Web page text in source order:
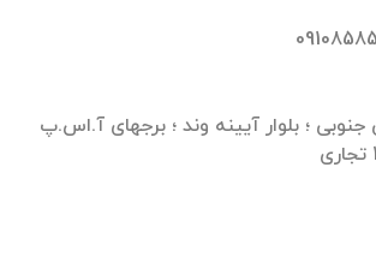
جنوبی ؛ بلوار آیینه وند ؛ برجهای آ.اس.پ